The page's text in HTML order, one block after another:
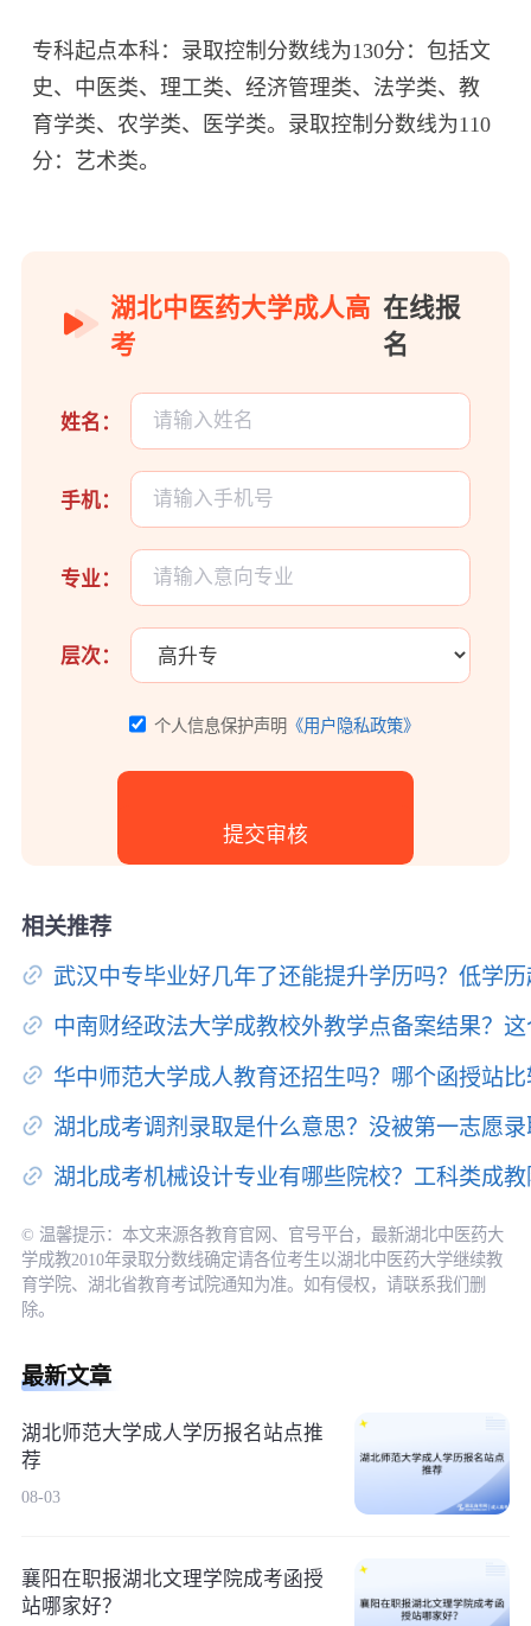
专科起点本科：录取控制分数线为130分：包括文
史、中医类、理工类、经济管理类、法学类、教
育学类、农学类、医学类。录取控制分数线为110
分：艺术类。
湖北中医药大学成人高
考
在线报
名
姓名：
手机：
专业：
层次：
个人信息保护声明 《用户隐私政策》
相关推荐
武汉中专毕业好几年了还能提升学历吗？低学
中南财经政法大学成教校外教学点备案结果？
华中师范大学成人教育还招生吗？哪个函授站
湖北成考调剂录取是什么意思？没被第一志愿
湖北成考机械设计专业有哪些院校？工科类成
© 温馨提示：本文来源各教育官网、官号平台，最新湖北中医药大
学成教2010年录取分数线确定请各位考生以湖北中医药大学继续教
育学院、湖北省教育考试院通知为准。如有侵权，请联系我们删
除。
最新文章
湖北师范大学成人学历报名站点推
荐
08-03
襄阳在职报湖北文理学院成考函授
站哪家好？